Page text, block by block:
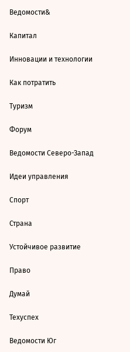
Ведомости&
Капитал
Инновации и технологии
Как потратить
Туризм
Форум
Ведомости Северо-Запад
Идеи управления
Спорт
Страна
Устойчивое развитие
Право
Думай
Техуспех
Ведомости Юг